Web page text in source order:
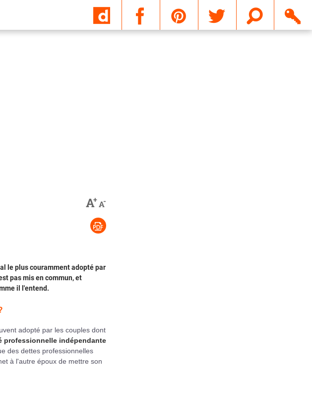
A+A-
le plus couramment adopté par
pas mis en commun, et
il l'entend.
adopté par les couples dont
professionnelle indépendante
des dettes professionnelles
à l'autre époux de mettre son